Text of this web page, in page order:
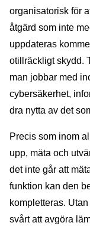
organisatorisk för
åtgärd som inte
uppdateras
otillräckligt skydd.
man jobbar med
cybersäkerhet,
dra nytta av det
Precis som inom
upp, mäta och
det inte går att
funktion kan den
kompletteras.
svårt att avgöra